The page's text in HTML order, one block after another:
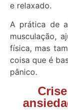
e relaxado.
A prática de
musculação,
física, mas
coisa que é
pânico.